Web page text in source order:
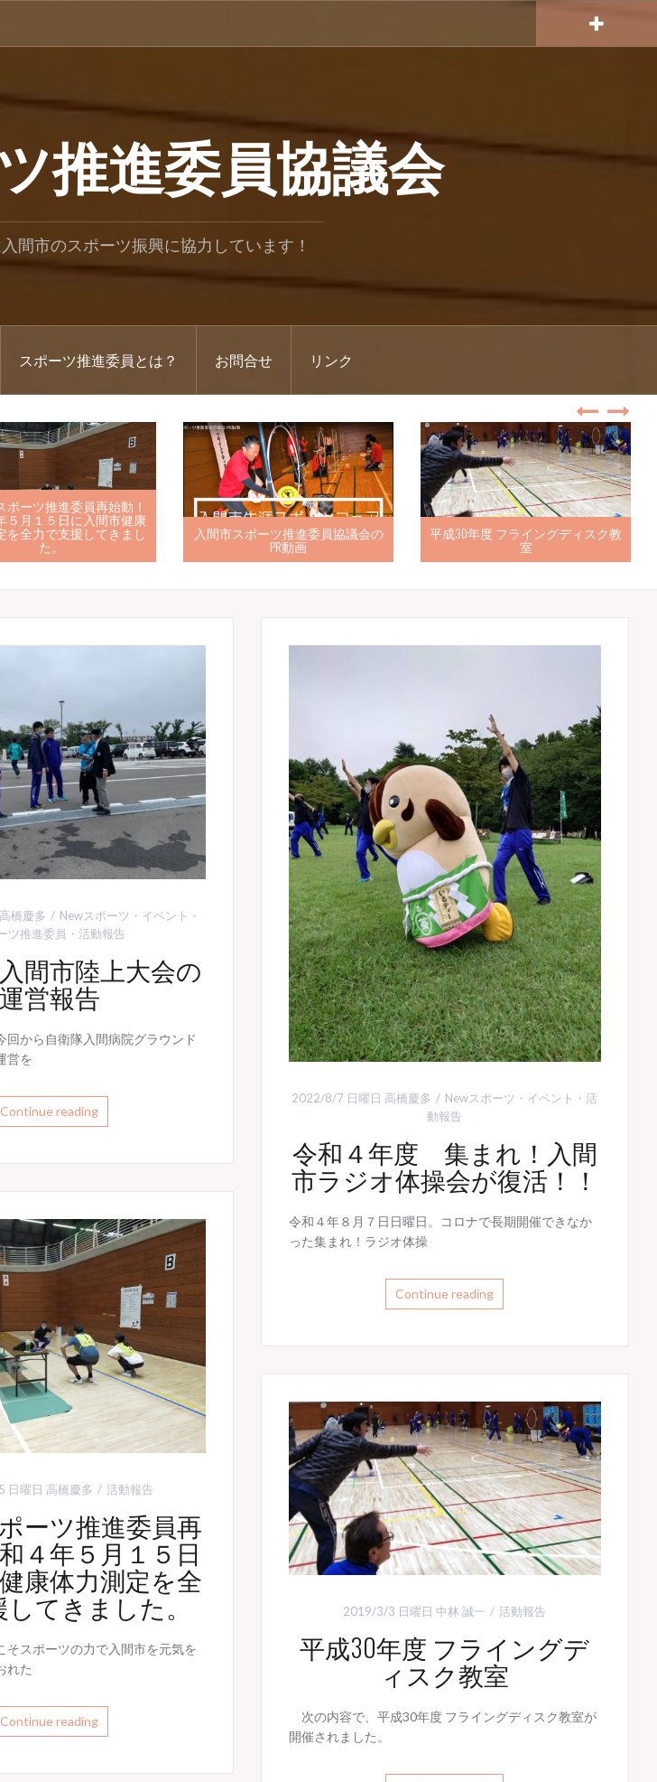
推進委員協議会
間市のスポーツ振興に協力しています！
スポーツ推進委員とは？ お問合せ リンク
ポーツ推進委員再始動！
５月１５日に入間市健康
を全力で支援してきまし
た。
入間市スポーツ推進委員協議会の
PR動画
平成30年度 フライングディスク教
室
高橋慶多 Newスポーツ ・ イベント ・
ツ推進委員 ・活動報告
入間市陸上大会の
運営報告
回から自衛隊入間病院グラウンド
営を
Continue reading
2022/8/7 日曜日 高橋慶多 Newスポーツ ・ イベント ・活
動報告
令和４年度 集まれ！入間
市ラジオ体操会が復活！！
令和４年８月７日日曜日。コロナで長期開催できなか
った集まれ！ラジオ体操
Continue reading
日曜日 高橋慶多 活動報告
ーツ推進委員再
４年５月１５日
康体力測定を全
てきました。
そスポーツの力で入間市を元気を
れた
Continue reading
2019/3/3 日曜日 中林 誠一 活動報告
平成30年度 フライングデ
ィスク教室
次の内容で、平成30年度 フライングディスク教室が
開催されました。